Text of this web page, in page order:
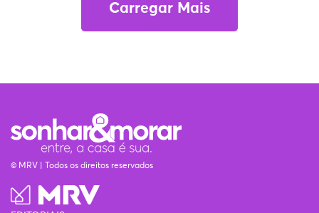
Carregar Mais
© MRV | Todos os direitos reservados